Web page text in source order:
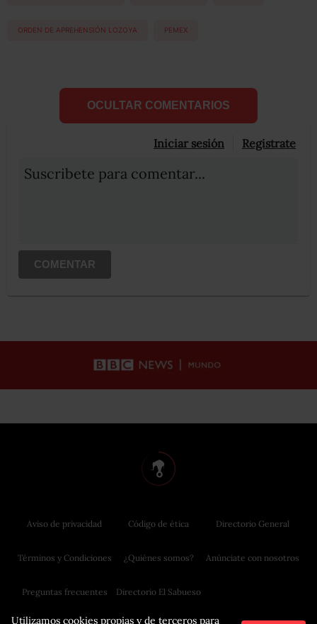
ORDEN DE APREHENSIÓN LOZOYA PEMEX
OCULTAR COMENTARIOS
Iniciar sesión Registrate
Suscribete para comentar...
COMENTAR
Utilizamos cookies propias y de terceros para
Aviso de privacidad
Términos y Condiciones
Preguntas frecuentes
Código de ética
¿Quiénes somos?
Directorio El Sabueso
Directorio General
Anúnciate con nosotros